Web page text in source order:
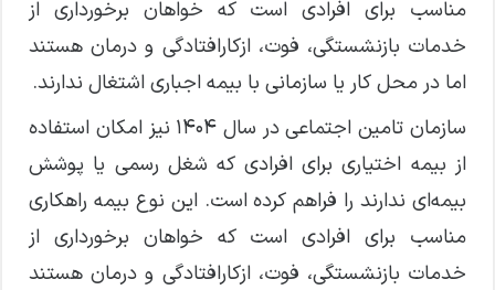
مناسب برای افرادی است که خواهان برخورداری از
خدمات بازنشستگی، فوت، ازکارافتادگی و درمان هستند
اما در محل کار یا سازمانی با بیمه اجباری اشتغال ندارند.
سازمان تامین اجتماعی در سال ۱۴۰۴ نیز امکان استفاده
از بیمه اختیاری برای افرادی که شغل رسمی یا پوشش
بیمه‌ای ندارند را فراهم کرده است. این نوع بیمه راهکاری
مناسب برای افرادی است که خواهان برخورداری از
خدمات بازنشستگی، فوت، ازکارافتادگی و درمان هستند